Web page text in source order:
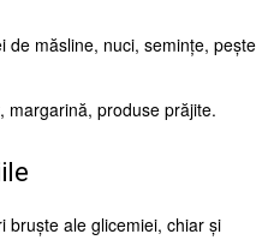
de măsline, nuci, semințe, pește
margarină, produse prăjite.
bruște ale glicemiei, chiar și